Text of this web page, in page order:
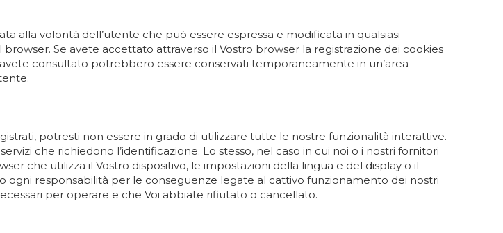
alla volontà dell’utente che può essere espressa e modificata in qualsiasi
Se avete accettato attraverso il Vostro browser la registrazione dei cookies
consultato potrebbero essere conservati temporaneamente in un’area
potresti non essere in grado di utilizzare tutte le nostre funzionalità interattive.
che richiedono l’identificazione. Lo stesso, nel caso in cui noi o i nostri fornitori
che utilizza il Vostro dispositivo, le impostazioni della lingua e del display o il
ogni responsabilità per le conseguenze legate al cattivo funzionamento dei nostri
per operare e che Voi abbiate rifiutato o cancellato.